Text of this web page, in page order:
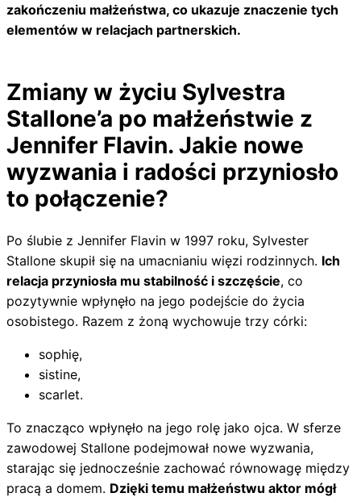
zakończeniu małżeństwa, co ukazuje znaczenie tych
elementów w relacjach partnerskich.
Zmiany w życiu Sylvestra
Stallone’a po małżeństwie z
Jennifer Flavin. Jakie nowe
wyzwania i radości przyniosło
to połączenie?
Po ślubie z Jennifer Flavin w 1997 roku, Sylvester
Stallone skupił się na umacnianiu więzi rodzinnych. Ich
relacja przyniosła mu stabilność i szczęście, co
pozytywnie wpłynęło na jego podejście do życia
osobistego. Razem z żoną wychowuje trzy córki:
sophię,
sistine,
scarlet.
To znacząco wpłynęło na jego rolę jako ojca. W sferze
zawodowej Stallone podejmował nowe wyzwania,
starając się jednocześnie zachować równowagę między
pracą a domem. Dzięki temu małżeństwu aktor mógł